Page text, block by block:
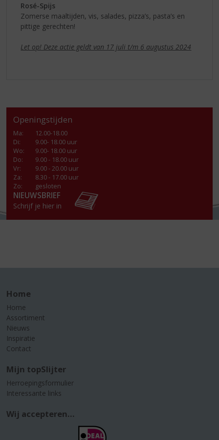
Rosé-Spijs
Zomerse maaltijden, vis, salades, pizza’s, pasta’s en
pittige gerechten!
Let op! Deze actie geldt van 17 juli t/m 6 augustus 2024
Openingstijden
Ma:
12.00-18.00
Di:
9.00- 18.00 uur
Wo:
9.00- 18.00 uur
Do:
9.00 - 18.00 uur
Vr:
9.00 - 20.00 uur
Za:
8.30 - 17.00 uur
Zo:
gesloten
NIEUWSBRIEF
Schrijf je hier in
Home
Home
Assortiment
Nieuws
Inspiratie
Contact
Mijn topSlijter
Herroepingsformulier
Interessante links
Wij accepteren...